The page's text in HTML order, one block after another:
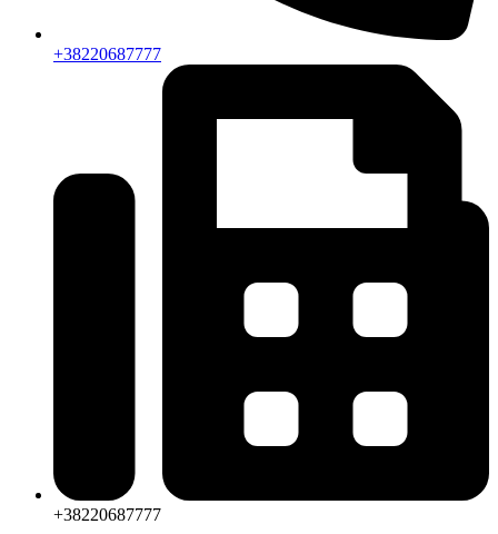
+38220687777
+38220687777